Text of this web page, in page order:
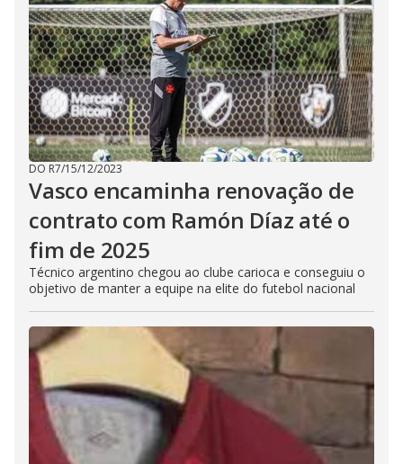
DO R7/15/12/2023
Vasco encaminha renovação de
contrato com Ramón Díaz até o
fim de 2025
Técnico argentino chegou ao clube carioca e conseguiu o
objetivo de manter a equipe na elite do futebol nacional